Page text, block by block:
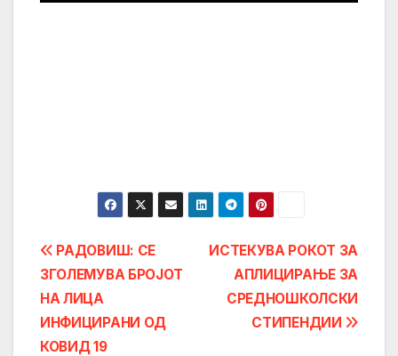
Post
navigation
ИСТЕКУВА РОКОТ ЗА
АПЛИЦИРАЊЕ ЗА
СРЕДНОШКОЛСКИ
СТИПЕНДИИ
РАДОВИШ: СЕ
ЗГОЛЕМУВА БРОЈОТ
НА ЛИЦА
ИНФИЦИРАНИ ОД
КОВИД 19